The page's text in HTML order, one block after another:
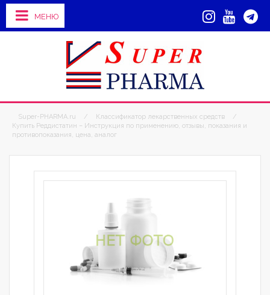
МЕНЮ
Super-PHARMA.ru / Классификатор лекарственных средств
/
Купить Реддистатин – Инструкция по применению, отзывы, показания и
противопоказания, цена, аналог